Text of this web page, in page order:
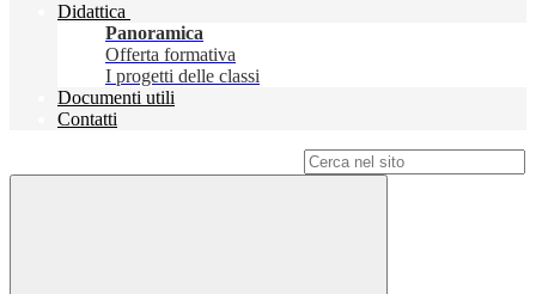
Didattica
Panoramica
Offerta formativa
I progetti delle classi
Documenti utili
Contatti